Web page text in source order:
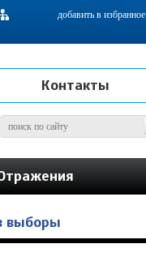
добавить в избранное
Контакты
выборы